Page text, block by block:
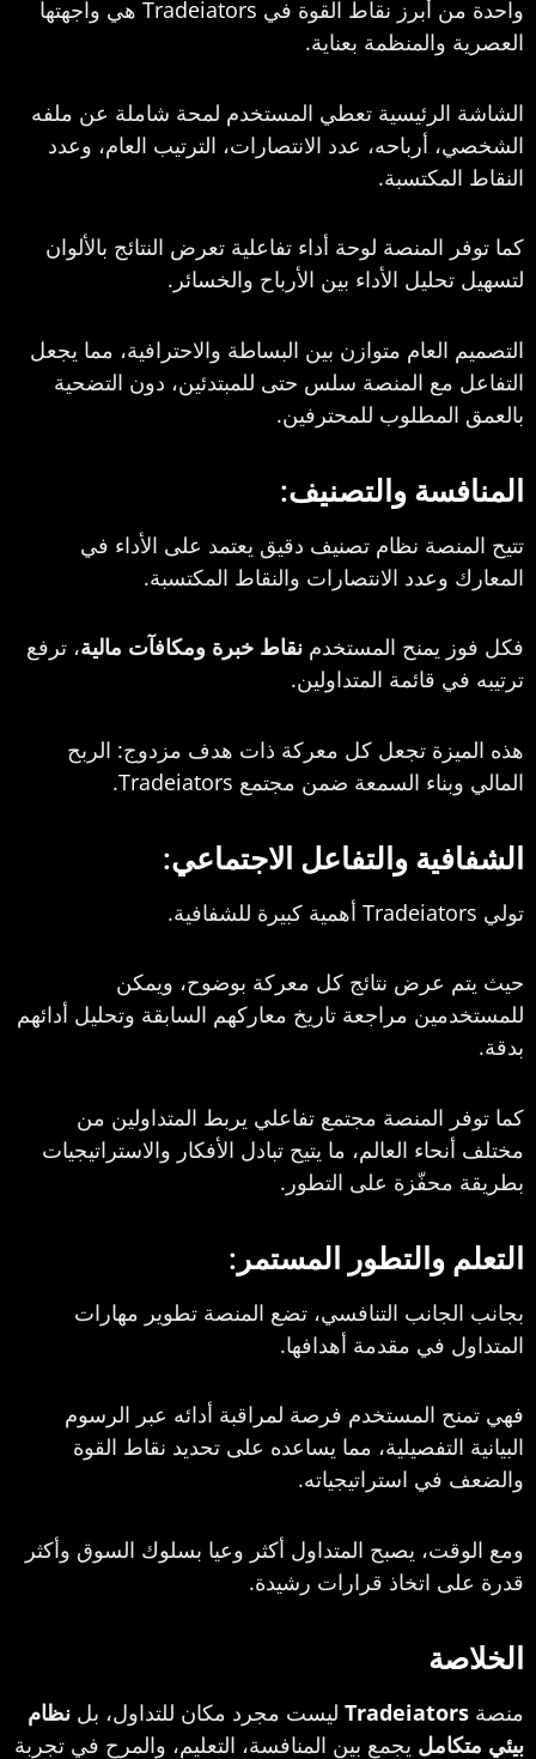
أبرز نقاط القوة فيTradeiatorsهي واجهتها
بعناية.
تعطي المستخدم لمحة شاملة عن ملفه
أرباحه، عدد الانتصارات، الترتيب العام، وعدد
المنصة لوحة أداء تفاعلية تعرض النتائج بالألوان
الأداء بين الأرباح والخسائر.
العام متوازن بين البساطة والاحترافية، مما يجعل
مع المنصة سلس حتى للمبتدئين، دون التضحية
للمحترفين.
والتصنيف:
نظام تصنيف دقيق يعتمد على الأداء في
وعدد الانتصارات والنقاط المكتسبة.
يمنح المستخدمنقاط خبرة ومكافآت مالية، ترفع
قائمة المتداولين.
تجعل كل معركة ذات هدف مزدوج: الربح
السمعة ضمن مجتمعTradeiators
.
والتفاعل الاجتماعي:
أهمية كبيرة للشفافية.
عرض نتائج كل معركة بوضوح، ويمكن
مراجعة تاريخ معاركهم السابقة وتحليل أدائهم
المنصة مجتمع تفاعلي يربط المتداولين من
العالم، ما يتيح تبادل الأفكار والاستراتيجيات
على التطور.
والتطور المستمر:
التنافسي، تضع المنصة تطوير مهارات
في مقدمة أهدافها.
المستخدم فرصة لمراقبة أدائه عبر الرسوم
التفصيلية، مما يساعده على تحديد نقاط القوة
استراتيجياته.
يصبح المتداول أكثر وعيا بسلوك السوق وأكثر
اتخاذ قرارات رشيدة.
ليست مجرد مكان للتداول، بلنظام
يجمع بين المنافسة، التعليم، والمرح في تجربة